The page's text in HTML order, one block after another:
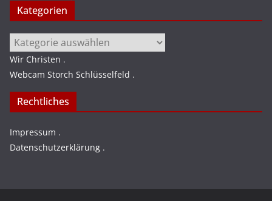
Kategorien
Kategorien
Wir Christen .
Webcam Storch Schlüsselfeld .
Rechtliches
Impressum .
Datenschutzerklärung .